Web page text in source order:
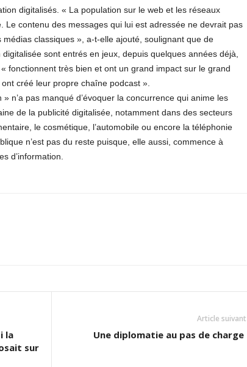
digitalisés. « La population sur le web et les réseaux
Le contenu des messages qui lui est adressée ne devrait pas
classiques », a-t-elle ajouté, soulignant que de
sont entrés en jeux, depuis quelques années déjà,
fonctionnent très bien et ont un grand impact sur le grand
créé leur propre chaîne podcast ».
n’a pas manqué d’évoquer la concurrence qui anime les
de la publicité digitalisée, notamment dans des secteurs
le cosmétique, l’automobile ou encore la téléphonie
n’est pas du reste puisque, elle aussi, commence à
d’information.
la
sur
Article suivant
Une diplomatie au pas de charge